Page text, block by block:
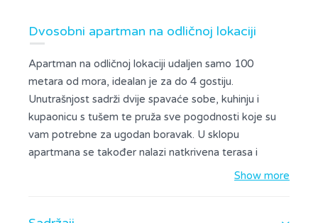
Dvosobni apartman na odličnoj lokaciji
Apartman na odličnoj lokaciji udaljen samo 100
metara od mora, idealan je za do 4 gostiju.
Unutrašnjost sadrži dvije spavaće sobe, kuhinju i
kupaonicu s tušem te pruža sve pogodnosti koje su
vam potrebne za ugodan boravak. U sklopu
apartmana se također nalazi natkrivena terasa i
privatni vrt sa roštiljem koji je namijenjen za gosteShow more